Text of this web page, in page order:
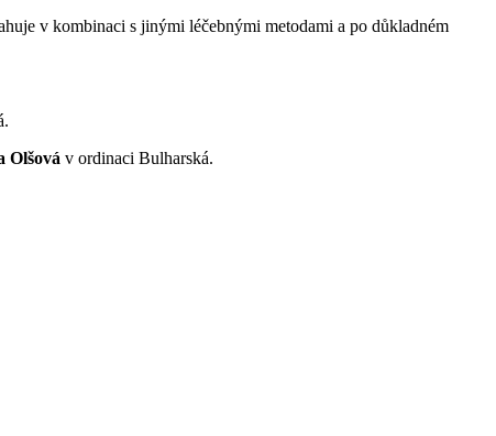
v kombinaci s jinými léčebnými metodami a po důkladném
Olšová v ordinaci Bulharská.